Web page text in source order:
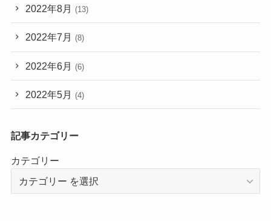
2022年8月 (13)
2022年7月 (8)
2022年6月 (6)
2022年5月 (4)
記事カテゴリー
カテゴリー